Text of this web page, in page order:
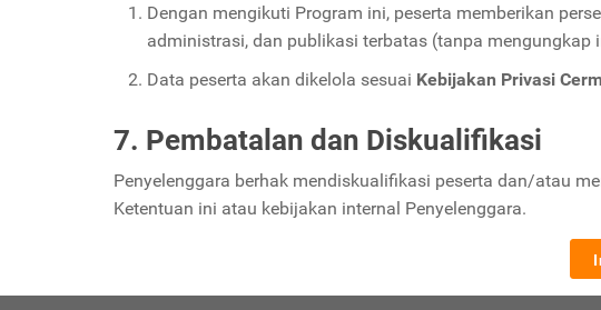
Dengan mengikuti Program ini, peserta memberikan
administrasi, dan publikasi terbatas (tanpa mengungkap
Data peserta akan dikelola sesuai Kebijakan Privasi
7. Pembatalan dan Diskualifikasi
Penyelenggara berhak mendiskualifikasi peserta dan/atau
Ketentuan ini atau kebijakan internal Penyelenggara.